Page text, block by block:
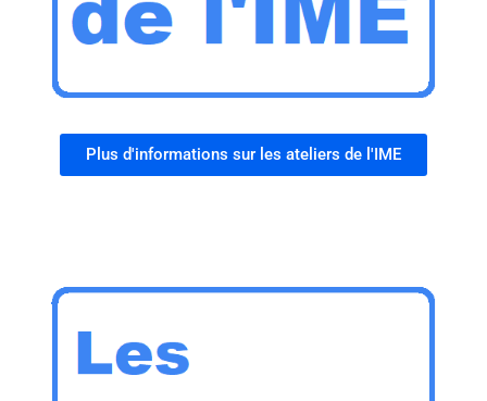
Plus d'informations sur les ateliers de l'IME